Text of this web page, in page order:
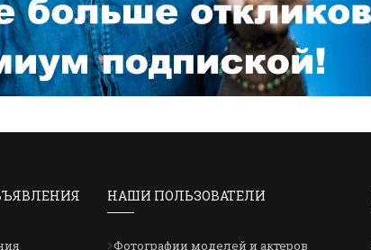
НАШИ ПОЛЬЗОВАТЕЛИ
Фотографии моделей и актеров